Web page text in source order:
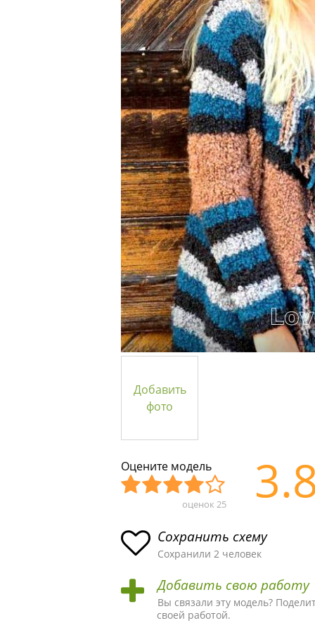
Добавить
фото
Оцените модель
асн
ая
ма
пло
хая
ма
ыч
ная
ма
Хор
ая
ма
Отл
ая
ма!
оценок 25
Сохранить схему
Сохранили 2 человек
Добавить свою работу
Вы связали эту модель?
своей работой.